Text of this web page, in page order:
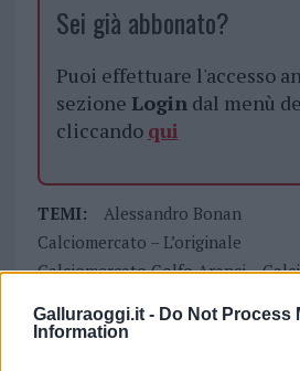
Galluraoggi.it - Do Not Process
Information
Sei già abbonato?
Puoi effettuare l'accesso
sezione Login dal menù
cliccando qui
TEMI:
Alessandro Bonan
Calciomercato – L’originale
Calciomercato Golfo Aranci
Fayna
Gianluca Di Marzio